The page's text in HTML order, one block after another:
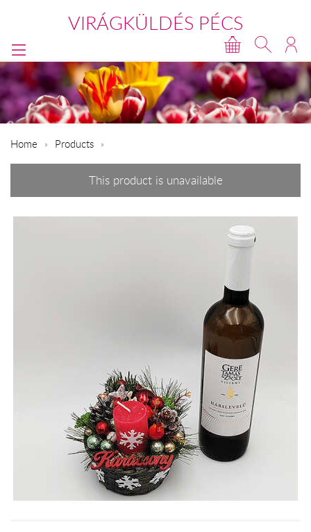
VIRÁGKÜLDÉS PÉCS
Home Products
This product is unavailable